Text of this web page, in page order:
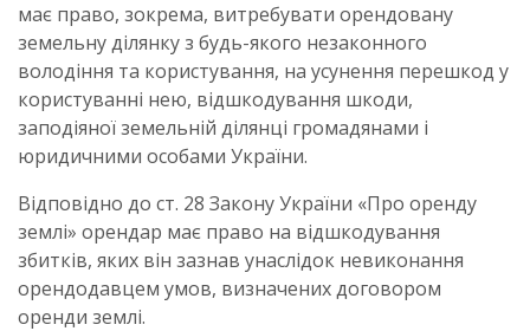
має право, зокрема, витребувати орендовану
земельну ділянку з будь-якого незаконного
володіння та користування, на усунення перешкод у
користуванні нею, відшкодування шкоди,
заподіяної земельній ділянці громадянами і
юридичними особами України.
Відповідно до ст. 28 Закону України «Про оренду
землі» орендар має право на відшкодування
збитків, яких він зазнав унаслідок невиконання
орендодавцем умов, визначених договором
оренди землі.